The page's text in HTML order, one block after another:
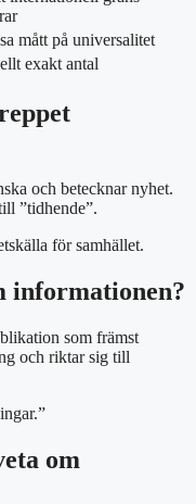
mått på universalitet
exakt antal
och betecknar nyhet.
”tidhende”.
för samhället.
informationen?
som främst
och riktar sig till
om